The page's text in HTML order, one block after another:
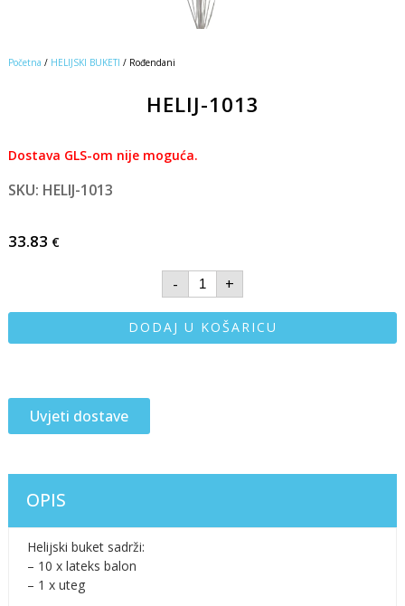
Početna / HELIJSKI BUKETI / Rođendani
HELIJ-1013
Dostava GLS-om nije moguća.
SKU: HELIJ-1013
33.83 €
- +
DODAJ U KOŠARICU
Uvjeti dostave
OPIS
Helijski buket sadrži:
– 10 x lateks balon
– 1 x uteg